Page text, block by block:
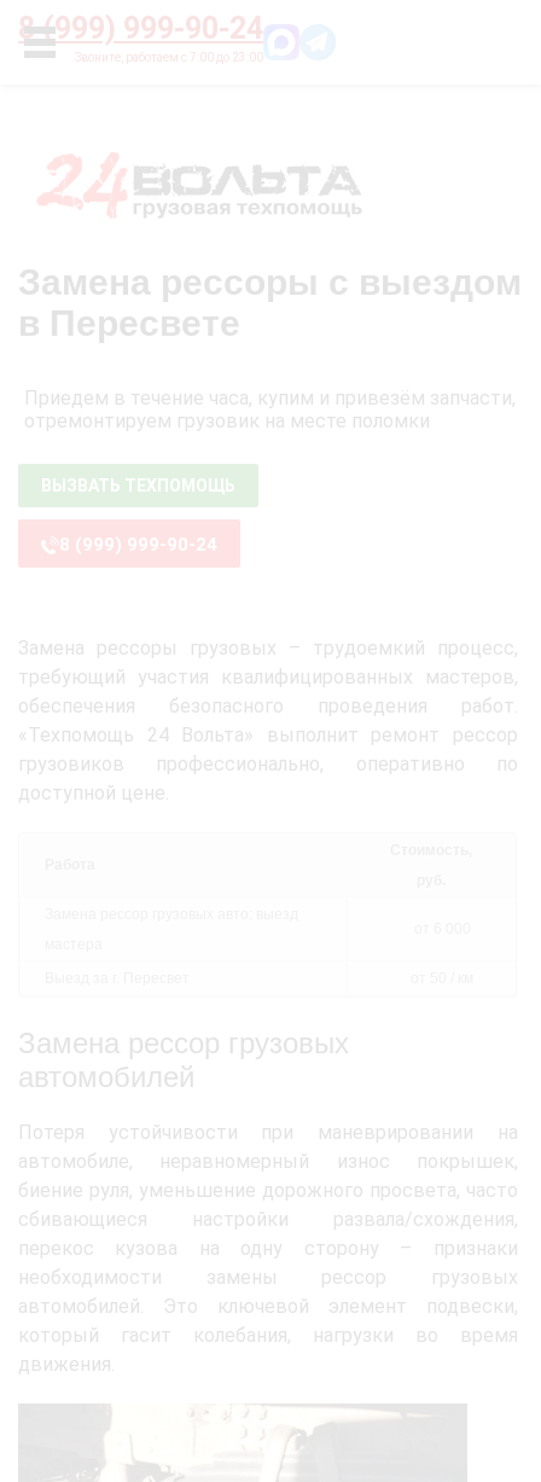
8 (999) 999-90-24
УСЛУГИ
Главная О нас Цены
Замена рессоры с выездом
в Пересвете
Приедем в течение часа, купим и привезём запчасти,
отремонтируем грузовик на месте поломки
ВЫЗВАТЬ ТЕХПОМОЩЬ
8 (999) 999-90-24
Замена рессоры грузовых – трудоемкий процесс,
требующий участия квалифицированных мастеров,
обеспечения безопасного проведения работ.
«Техпомощь 24 Вольта» выполнит ремонт рессор
грузовиков профессионально, оперативно по
доступной цене.
Замена рессор грузовых
автомобилей
Потеря устойчивости при маневрировании на
автомобиле, неравномерный износ покрышек,
биение руля, уменьшение дорожного просвета, часто
сбивающиеся настройки развала/схождения,
перекос кузова на одну сторону – признаки
необходимости замены рессор грузовых
автомобилей. Это ключевой элемент подвески,
который гасит колебания, нагрузки во время
движения.